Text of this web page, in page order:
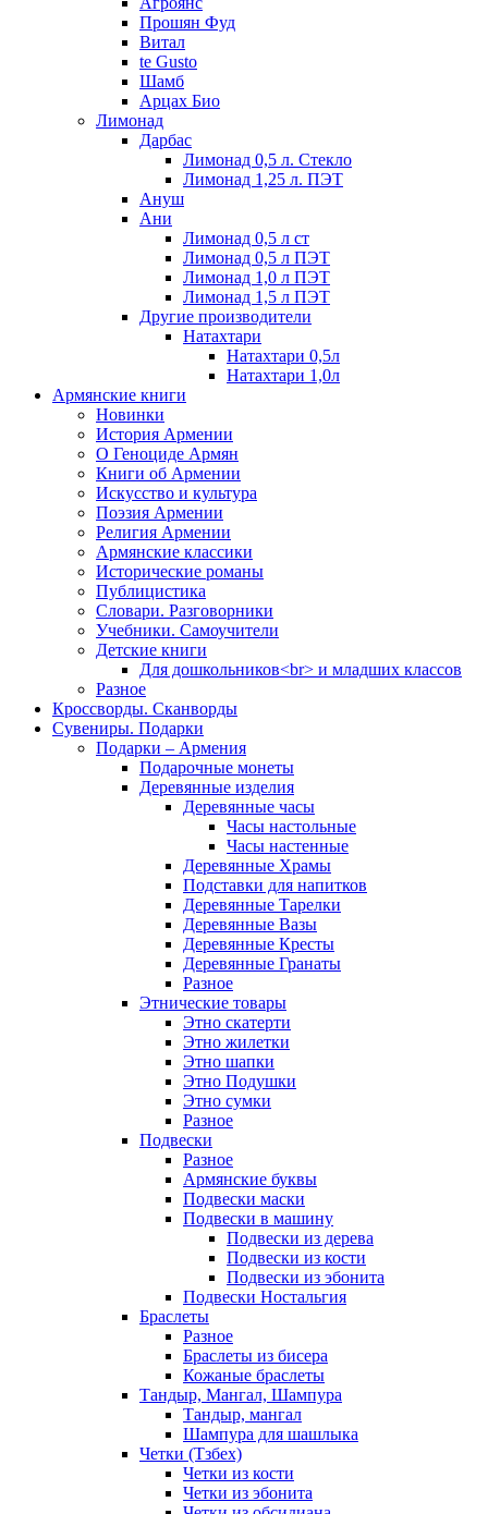
Прошян Фуд
Витал
te Gusto
Шамб
Арцах Био
Лимонад
Дарбас
Лимонад 0,5 л. Стекло
Лимонад 1,25 л. ПЭТ
Ануш
Ани
Лимонад 0,5 л ст
Лимонад 0,5 л ПЭТ
Лимонад 1,0 л ПЭТ
Лимонад 1,5 л ПЭТ
Другие производители
Натахтари
Натахтари 0,5л
Натахтари 1,0л
Армянские книги
Новинки
История Армении
О Геноциде Армян
Книги об Армении
Иcкусство и культура
Поэзия Армении
Религия Армении
Армянские классики
Исторические романы
Публицистика
Словари. Разговорники
Учебники. Самоучители
Детские книги
Для дошкольников<br> и младших классов
Разное
Кроссворды. Сканворды
Сувениры. Подарки
Подарки – Армения
Подарочные монеты
Деревянные изделия
Деревянные часы
Часы настольные
Часы настенные
Деревянные Храмы
Подставки для напитков
Деревянные Тарелки
Деревянные Вазы
Деревянные Кресты
Деревянные Гранаты
Разное
Этнические товары
Этно скатерти
Этно жилетки
Этно шапки
Этно Подушки
Этно сумки
Разное
Подвески
Разное
Армянские буквы
Подвески маски
Подвески в машину
Подвески из дерева
Подвески из кости
Подвески из эбонита
Подвески Ностальгия
Браслеты
Разное
Браслеты из бисера
Кожаные браслеты
Тандыр, Мангал, Шампура
Тандыр, мангал
Шампура для шашлыка
Четки (Тзбех)
Четки из кости
Четки из эбонита